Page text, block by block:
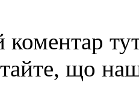
коментар
що